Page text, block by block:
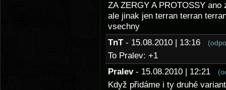
ZA ZERGY A PROTOSSY
ale jinak jen terran terran
vsechny
TnT - 15.08.2010 | 13:16
To Pralev: +1
Pralev - 15.08.2010 | 12:21
Když přidáme i ty druhé